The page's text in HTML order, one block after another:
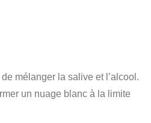
mélanger la salive et l’alcool.
un nuage blanc à la limite